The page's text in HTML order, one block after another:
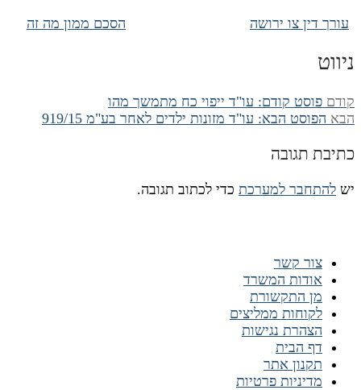
עורך דין צו ירושה הסכם ממון מה זה
ניווט
קודם פוסט קודם: עו"ד ייפוי כח מתמשך מהו
הבא הפוסט הבא: עו"ד מזונות ילדים לאחר בע"מ 919/15
כתיבת תגובה
יש להתחבר למערכת כדי לכתוב תגובה.
צור קשר
אודות המשרד
מן התקשורת
לקוחות ממליצים
הצהרת נגישות
דף הבית
תקנון אתר
מדיניות פרטיות